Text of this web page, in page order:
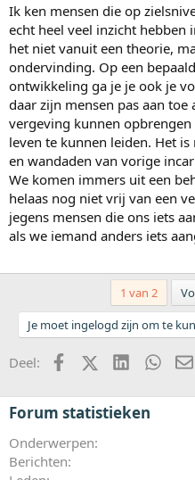
Ik ken mensen die op
echt heel veel inzicht hebben
het niet vanuit een theorie,
ondervinding. Op een
ontwikkeling ga je je ook je
daar zijn mensen pas aan
vergeving kunnen
leven te kunnen leiden. Het
en wandaden van vorige
We komen immers uit een
helaas nog niet vrij van een
jegens mensen die ons iets
als we iemand anders iets
1 van 2
Je moet ingelogd zijn om te
Deel: FacebookX (Twitter)LinkedIn
Forum statistieken
Onderwerpen
Berichten